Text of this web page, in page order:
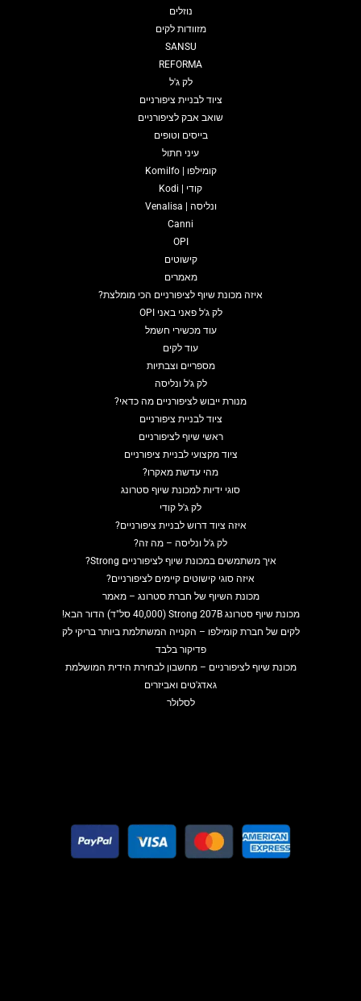
נוזלים
מזוודות לקים
SANSU
REFORMA
לק ג'ל
ציוד לבניית ציפורניים
שואב אבק לציפורניים
בייסים וטופים
עיני חתול
קומילפו | Komilfo
קודי | Kodi
ונליסה | Venalisa
Canni
OPI
קישוטים
מאמרים
איזה מכונת שיוף לציפורניים הכי מומלצת?
לק ג'ל פאני באני OPI
עוד מכשירי חשמל
עוד לקים
מספריים וצבתיות
לק ג'ל ונליסה
מנורת ייבוש לציפורניים מה כדאי?
ציוד לבניית ציפורניים
ראשי שיוף לציפורניים
ציוד מקצועי לבניית ציפורניים
מהי עדשת מאקרו?
סוגי ידיות למכונת שיוף סטרונג
לק ג'ל קודי
איזה ציוד דרוש לבניית ציפורניים?
לק ג'ל ונליסה – מה זה?
איך משתמשים במכונת שיוף לציפורניים Strong?
איזה סוגי קישוטים קיימים לציפורניים?
מכונת השיוף של חברת סטרונג – מאמר
מכונת שיוף סטרונג Strong 207B (40,000 סל"ד) הדור הבא!
לקים של חברת קומילפו – הקנייה המשתלמת ביותר בריקי לק
פדיקור בלבד
מכונת שיוף לציפורניים – מחשבון לבחירת הידית המושלמת
גאדג'טים ואביזרים
לסלולר